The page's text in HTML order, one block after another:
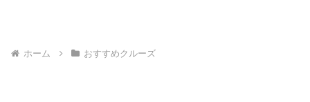
ホーム おすすめクルーズ